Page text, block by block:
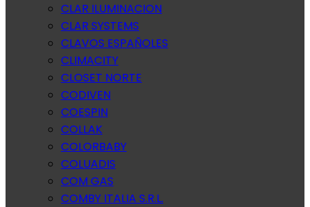
CLAR ILUMINACION
CLAR SYSTEMS
CLAVOS ESPAÑOLES
CLIMACITY
CLOSET NORTE
CODIVEN
COESPIN
COLLAK
COLORBABY
COLUADIS
COM GAS
COMBY ITALIA S.R.L.